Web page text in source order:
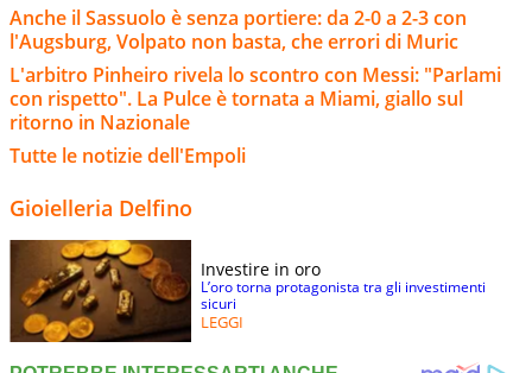
Anche il Sassuolo è senza portiere: da 2-0 a 2-3 con
l'Augsburg, Volpato non basta, che errori di Muric
L'arbitro Pinheiro rivela lo scontro con Messi: "Parlami
con rispetto". La Pulce è tornata a Miami, giallo sul
ritorno in Nazionale
Tutte le notizie dell'Empoli
Gioielleria Delfino
Investire in oro
L’oro torna protagonista tra gli investimenti
sicuri
LEGGI